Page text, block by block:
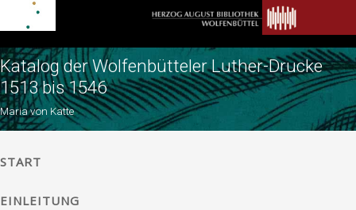
Katalog der Wolfenbütteler Luther-Drucke
1513 bis 1546
Maria von Katte
START
EINLEITUNG